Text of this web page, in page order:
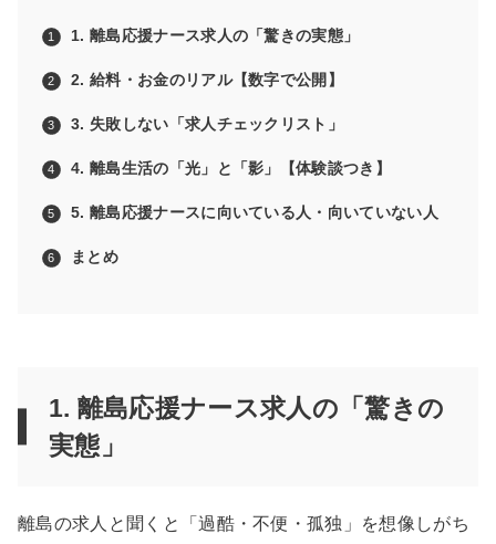
1. 離島応援ナース求人の「驚きの実態」
2. 給料・お金のリアル【数字で公開】
3. 失敗しない「求人チェックリスト」
4. 離島生活の「光」と「影」【体験談つき】
5. 離島応援ナースに向いている人・向いていない人
まとめ
1. 離島応援ナース求人の「驚きの
実態」
離島の求人と聞くと「過酷・不便・孤独」を想像しがち